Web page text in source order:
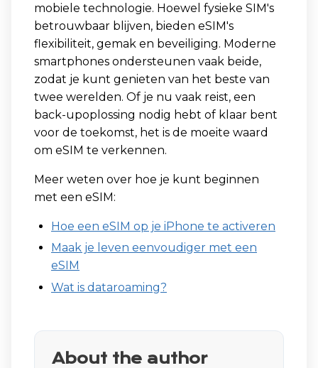
mobiele technologie. Hoewel fysieke SIM's
betrouwbaar blijven, bieden eSIM's
flexibiliteit, gemak en beveiliging. Moderne
smartphones ondersteunen vaak beide,
zodat je kunt genieten van het beste van
twee werelden. Of je nu vaak reist, een
back-upoplossing nodig hebt of klaar bent
voor de toekomst, het is de moeite waard
om eSIM te verkennen.
Meer weten over hoe je kunt beginnen
met een eSIM:
Hoe een eSIM op je iPhone te activeren
Maak je leven eenvoudiger met een
eSIM
Wat is dataroaming?
About the author